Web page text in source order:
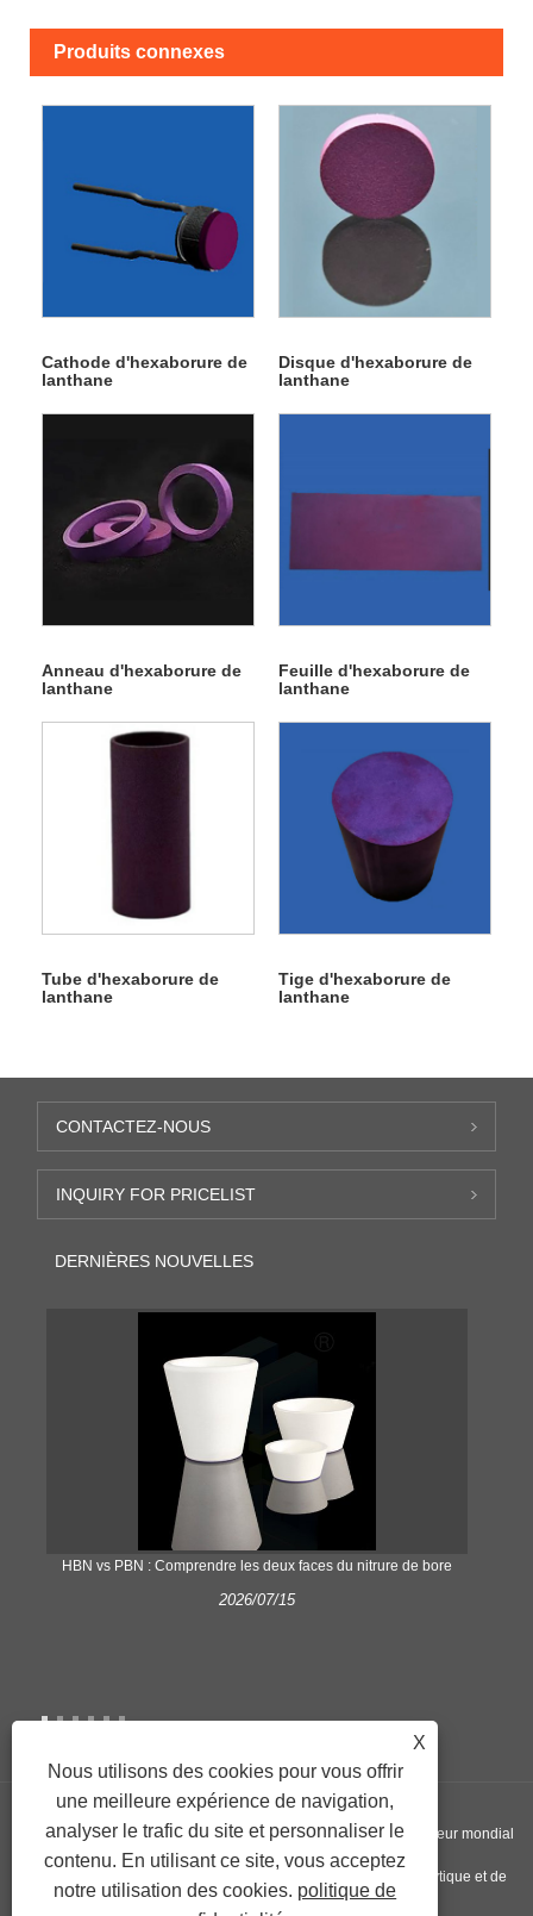
Produits connexes
Cathode d'hexaborure de
lanthane
Disque d'hexaborure de
lanthane
Anneau d'hexaborure de
lanthane
Feuille d'hexaborure de
lanthane
Tube d'hexaborure de
lanthane
Tige d'hexaborure de
lanthane
CONTACTEZ-NOUS
INQUIRY FOR PRICELIST
DERNIÈRES NOUVELLES
​HBN vs PBN : Comprendre les deux faces du nitrure de bore
2026/07/15
Copyright © 2022 Nextgen Advanced Materials INC - Un fournisseur mondial
de plaques de nitrure de silicium, de creusets en graphite pyrolytique et de
X
Nous utilisons des cookies pour vous offrir
une meilleure expérience de navigation,
analyser le trafic du site et personnaliser le
contenu. En utilisant ce site, vous acceptez
notre utilisation des cookies. politique de